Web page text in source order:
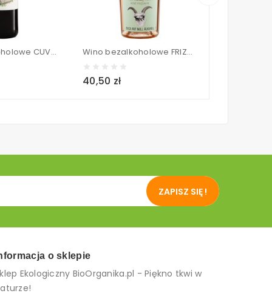
Wino bezalkoholowe CUVÉE Czerwone słodkie BIO - LANDPARTIE 750 ml Wino bezalkoholowe FRIZZANTE Różowe słodkie musujące BIO - VINSENZA 750 ml
40,50 zł
ZAPISZ SIĘ !
o sklepie
Ekologiczny BioOrganika.pl - Piękno tkwi w